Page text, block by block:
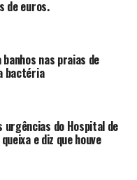
de euros.
banhos nas praias de
bactéria
urgências do Hospital de
e diz que houve